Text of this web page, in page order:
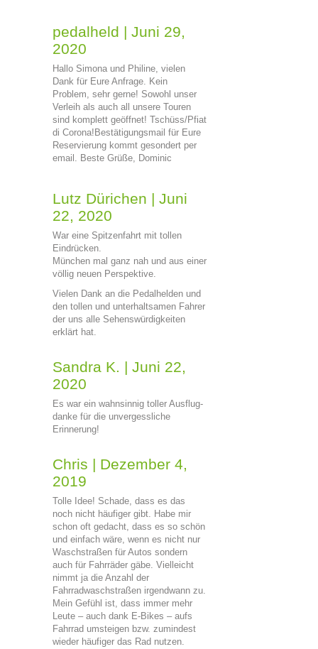
pedalheld | Juni 29,
2020
Hallo Simona und Philine, vielen
Dank für Eure Anfrage. Kein
Problem, sehr gerne! Sowohl unser
Verleih als auch all unsere Touren
sind komplett geöffnet! Tschüss/Pfiat
di Corona!Bestätigungsmail für Eure
Reservierung kommt gesondert per
email. Beste Grüße, Dominic
Lutz Dürichen | Juni
22, 2020
War eine Spitzenfahrt mit tollen
Eindrücken.
München mal ganz nah und aus einer
völlig neuen Perspektive.
Vielen Dank an die Pedalhelden und
den tollen und unterhaltsamen Fahrer
der uns alle Sehenswürdigkeiten
erklärt hat.
Sandra K. | Juni 22,
2020
Es war ein wahnsinnig toller Ausflug-
danke für die unvergessliche
Erinnerung!
Chris | Dezember 4,
2019
Tolle Idee! Schade, dass es das
noch nicht häufiger gibt. Habe mir
schon oft gedacht, dass es so schön
und einfach wäre, wenn es nicht nur
Waschstraßen für Autos sondern
auch für Fahrräder gäbe. Vielleicht
nimmt ja die Anzahl der
Fahrradwaschstraßen irgendwann zu.
Mein Gefühl ist, dass immer mehr
Leute – auch dank E-Bikes – aufs
Fahrrad umsteigen bzw. zumindest
wieder häufiger das Rad nutzen.